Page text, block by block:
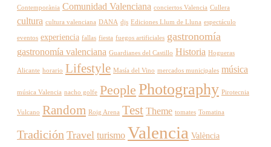
Contemporània Comunidad Valenciana conciertos Valencia Cullera
cultura cultura valenciana DANA djs Ediciones Llum de Lluna espectáculo
eventos experiencia fallas fiesta fuegos artificiales gastronomía
gastronomía valenciana Guardianes del Castillo Historia Hogueras
Alicante horario Lifestyle Masía del Vino mercados municipales música
música Valencia nacho golfe People Photography Pirotecnia
Vulcano Random Roig Arena Test Theme tomates Tomatina
Tradición Travel turismo Valencia València